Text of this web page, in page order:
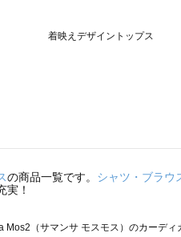
の商品一覧です。 シャツ・ブラウ
実！
Mos2（サマンサ モスモス）のカーディ